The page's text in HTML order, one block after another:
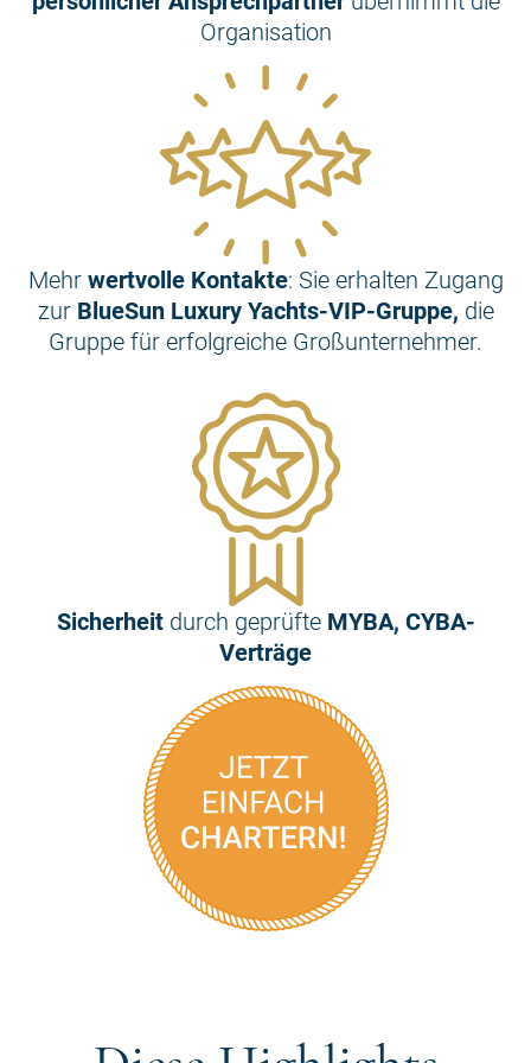
Organisation
Mehr wertvolle Kontakte: Sie erhalten Zugang
zur BlueSun Luxury Yachts-VIP-Gruppe, die
Gruppe für erfolgreiche Großunternehmer.
Sicherheit durch geprüfte MYBA, CYBA-
Verträge